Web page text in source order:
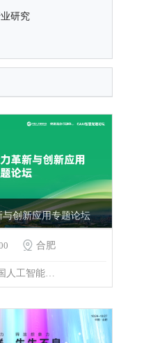
研究
创新应用专题论坛
 合肥
中国人工智能学会&科大讯飞